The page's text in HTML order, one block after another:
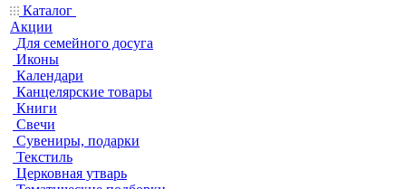
Каталог
Акции
Для семейного досуга
Иконы
Календари
Канцелярские товары
Книги
Свечи
Сувениры, подарки
Текстиль
Церковная утварь